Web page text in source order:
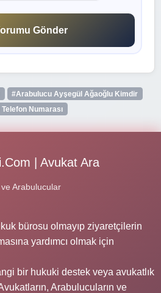
Gönder
#Arabulucu Ayşegül Ağaoğlu Kimdir
Numarası
| Avukat Ara
Arabulucular
bürosu olmayıp ziyaretçilerin
yardımcı olmak için
bir hukuki destek veya avukatlık
Arabulucuların ve